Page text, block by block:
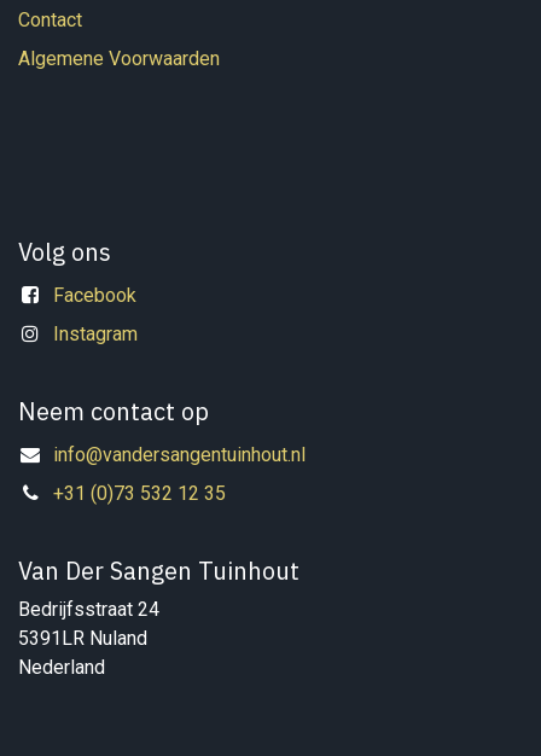
Contact
Algemene Voorwaarden
Volg ons
Facebook
Instagram
Neem contact op
info@vandersangentuinhout.nl
+31 (0)73 532 12 35
Van Der Sangen Tuinhout
Bedrijfsstraat 24
5391LR Nuland
Nederland